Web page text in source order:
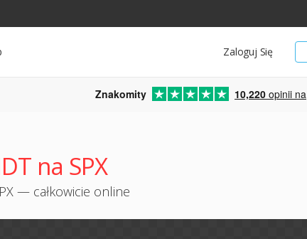
Zaloguj Się
Znakomity 10,220 opinii na
na SPX
— całkowicie online